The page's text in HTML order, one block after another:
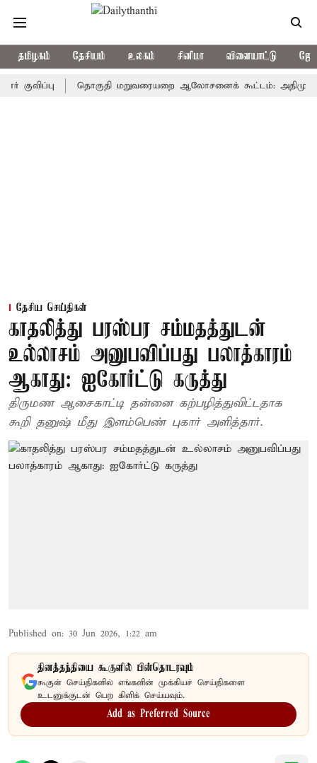
தமிழகம் தேசியம் உலகம் சினிமா விளையாட்டு
தொகுதி மறுவரையறை ஆலோசனைக் கூட்டம்: அதிமுக
தேசிய செய்திகள்
காதலித்து பரஸ்பர சம்மதத்துடன்
உல்லாசம் அனுபவிப்பது பலாத்காரம்
ஆகாது: ஐகோர்ட்டு கருத்து
திருமண ஆசைகாட்டி தன்னை கற்பழித்துவிட்டதாக
கூறி தனுஷ் மீது இளம்பெண் புகார் அளித்தார்.
Published on: 30 Jun 2026, 1:22 am
தினத்தந்தியை கூகுளில் பின்தொடரவும்
கூகுள் செய்திகளில் எங்களின் முக்கியச் செய்திகளை
உடனுக்குடன் பெற கிளிக் செய்யவும்.
Add as Preferred Source